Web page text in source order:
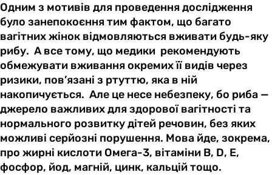
Одним з мотивів для проведення дослідження
було занепокоєння тим фактом, що багато
вагітних жінок відмовляються вживати будь-яку
рибу. А все тому, що медики рекомендують
обмежувати вживання окремих її видів через
ризики, пов’язані з ртуттю, яка в ній
накопичується. Але це несе небезпеку, бо риба —
джерело важливих для здорової вагітності та
нормального розвитку дітей речовин, без яких
можливі серйозні порушення. Мова йде, зокрема,
про жирні кислоти Омега-3, вітаміни В, D, Е,
фосфор, йод, магній, цинк, кальцій тощо.